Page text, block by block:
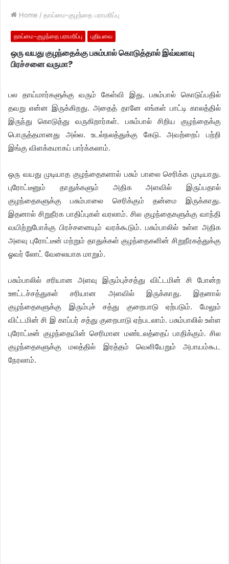
Home / தாய்மை-குழந்தை பராமரிப்பு
தாய்மை-குழந்தை பராமரிப்பு புதியவை
ஒரு வயது குழந்தைக்கு பசும்பால் கொடுத்தால் இவ்வளவு
பிரச்சனை வருமா?
பல தாய்மார்களுக்கு வரும் கேள்வி இது. பசும்பால் கொடுப்பதில்
தவறு என்ன இருக்கிறது. அதைத் தானே எங்கள் பாட்டி காலத்தில்
இருந்து கொடுத்து வருகிறார்கள். பசும்பால் சிறிய குழந்தைக்கு
பொருத்தமானது அல்ல. உடல்நலத்துக்கு கேடு. அவற்றைப் பற்றி
இங்கு விளக்கமாகப் பார்க்கலாம்.
ஒரு வயது முடியாத குழந்தைகளால் பசும் பாலை செரிக்க முடியாது.
புரோட்டீனும் தாதுக்களும் அதிக அளவில் இருப்பதால்
குழந்தைகளுக்கு பசும்பாலை செரிக்கும் தன்மை இருக்காது.
இதனால் சிறுநீரக பாதிப்புகள் வரலாம். சில குழந்தைகளுக்கு வாந்தி
வயிற்றுபோக்கு பிரச்சனையும் வரக்கூடும். பசும்பாலில் உள்ள அதிக
அளவு புரோட்டீன் மற்றும் தாதுக்கள் குழந்தைகளின் சிறுநீரகத்துக்கு
ஓவர் லோட் வேலையாக மாறும்.
பசும்பாலில் சரியான அளவு இரும்புச்சத்து விட்டமின் சி போன்ற
ஊட்டச்சத்துகள் சரியான அளவில் இருக்காது. இதனால்
குழந்தைகளுக்கு இரும்புச் சத்து குறைபாடு ஏற்படும். மேலும்
விட்டமின் சி இ காப்பர் சத்து குறைபாடு ஏற்படலாம். பசும்பாலில் உள்ள
புரோட்டீன் குழந்தையின் செரிமான மண்டலத்தைப் பாதிக்கும். சில
குழந்தைகளுக்கு மலத்தில் இரத்தம் வெளியேறும் அபாயம்கூட
நேரலாம்.